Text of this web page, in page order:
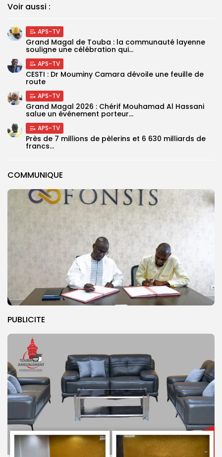
COMMUNIQUE
PUBLICITE
Voir aussi :
APS-TV
Grand Magal de Touba : la communauté layenne
souligne une célébration qui...
APS-TV
CESTI : Dr Mouminy Camara dévoile une feuille de
route
APS-TV
Grand Magal 2026 : Chérif Mouhamad Al Hassani
salue un événement porteur...
APS-TV
Près de 7 millions de pèlerins et 6 630 milliards de
francs...